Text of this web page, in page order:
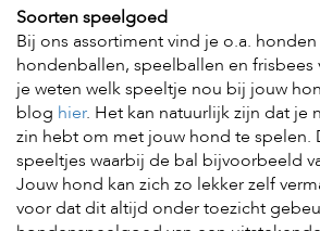
K
a
t
t
e
n
K
n
a
a
Soorten speelgoed
Bij ons assortiment vind je o.a.
hondenballen, speelballen en
je weten welk speeltje nou bij jouw
blog hier. Het kan natuurlijk zijn dat je
zin hebt om met jouw hond te spelen.
speeltjes waarbij de bal bijvoorbeeld
Jouw hond kan zich zo lekker zelf
voor dat dit altijd onder toezicht